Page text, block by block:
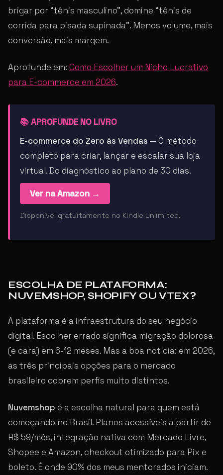
brigar por “tênis masculino”, domine “tênis de
corrida para pisada supinada”. Menos volume, mais
conversão, mais margem.
Aprofunde em: Como Escolher um Nicho Lucrativo
para E-commerce em 2026.
📚 APROFUNDE NO LIVRO
E-commerce do Zero às Vendas — O método
completo para criar, lançar e escalar sua loja
virtual. Do diagnóstico ao plano de 30 dias.
Ver na Amazon →
Disponível gratuitamente no Kindle Unlimited.
ESCOLHA DE PLATAFORMA:
NUVEMSHOP, SHOPIFY OU VTEX?
A plataforma é a infraestrutura do seu negócio
digital. Escolher errado significa migração dolorosa
(e cara) em 6-12 meses. Mas a boa notícia: em 2026,
as três principais opções para o mercado
brasileiro cobrem perfis muito distintos.
Nuvemshop é a escolha natural para quem está
começando no Brasil. Planos acessíveis a partir de
R$ 59/mês, integração nativa com Mercado Livre,
Shopee e Amazon, checkout otimizado para Pix e
boleto. É onde 90% dos meus mentorados iniciam.